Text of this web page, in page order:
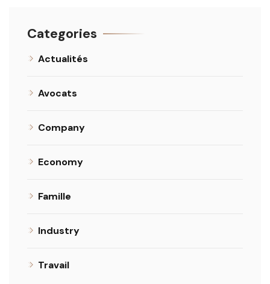
Categories
Actualités
Avocats
Company
Economy
Famille
Industry
Travail